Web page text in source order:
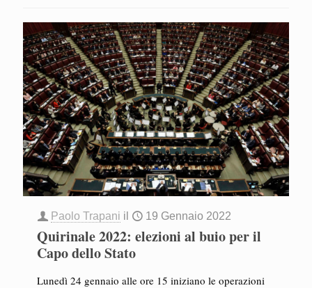
Paolo Trapani il 19 Gennaio 2022
Quirinale 2022: elezioni al buio per il
Capo dello Stato
Lunedì 24 gennaio alle ore 15 iniziano le operazioni